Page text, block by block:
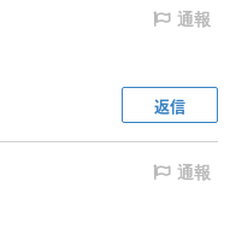
通報
返信
通報